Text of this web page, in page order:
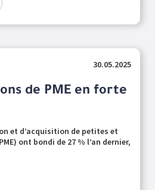
30.05.2025
de PME en forte
et d’acquisition de petites et
ont bondi de 27 % l’an dernier,